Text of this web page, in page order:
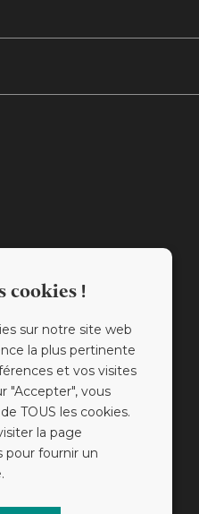
cookies !
sur notre site web
la plus pertinente
et vos visites
"Accepter", vous
TOUS les cookies.
la page
pour fournir un